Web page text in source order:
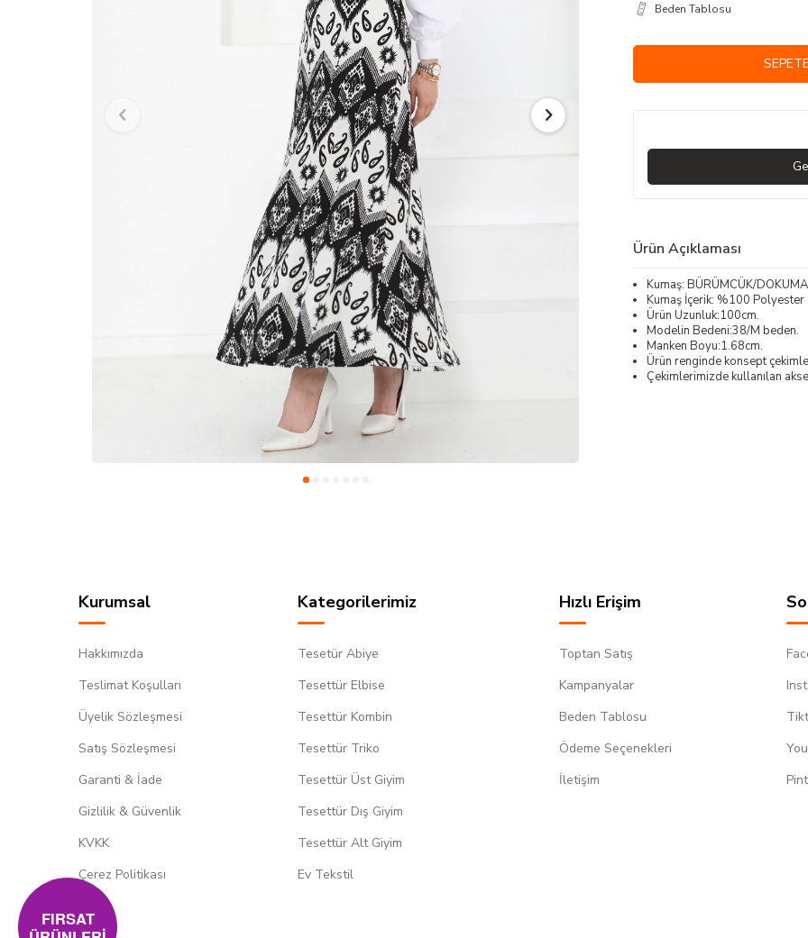
Beden Tablosu
Ürün Açıklaması
Kumaş: BÜRÜMCÜK/DOKUMA
Kumaş İçerik: %100 Polyester
Ürün Uzunluk:100cm.
Modelin Bedeni:38/M beden.
Manken Boyu:1.68cm.
Ürün renginde konsept
Çekimlerimizde kullanılan
Kurumsal
Hakkımızda
Teslimat Koşulları
Üyelik Sözleşmesi
Satış Sözleşmesi
Garanti & İade
Gizlilik & Güvenlik
KVKK
Çerez Politikası
Kategorilerimiz
Tesetür Abiye
Tesettür Elbise
Tesettür Kombin
Tesettür Triko
Tesettür Üst Giyim
Tesettür Dış Giyim
Tesettür Alt Giyim
Ev Tekstil
Hızlı Erişim
Toptan Satış
Kampanyalar
Beden Tablosu
Ödeme Seçenekleri
İletişim
FIRSAT